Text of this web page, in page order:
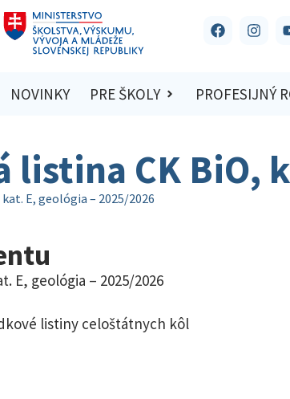
NOVINKY PRE ŠKOLY PROFESIJNÝ
listina CK BiO,
E, geológia – 2025/2026
E, geológia – 2025/2026
listiny celoštátnych kôl